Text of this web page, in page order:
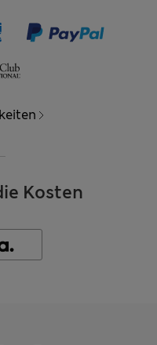
Kosten